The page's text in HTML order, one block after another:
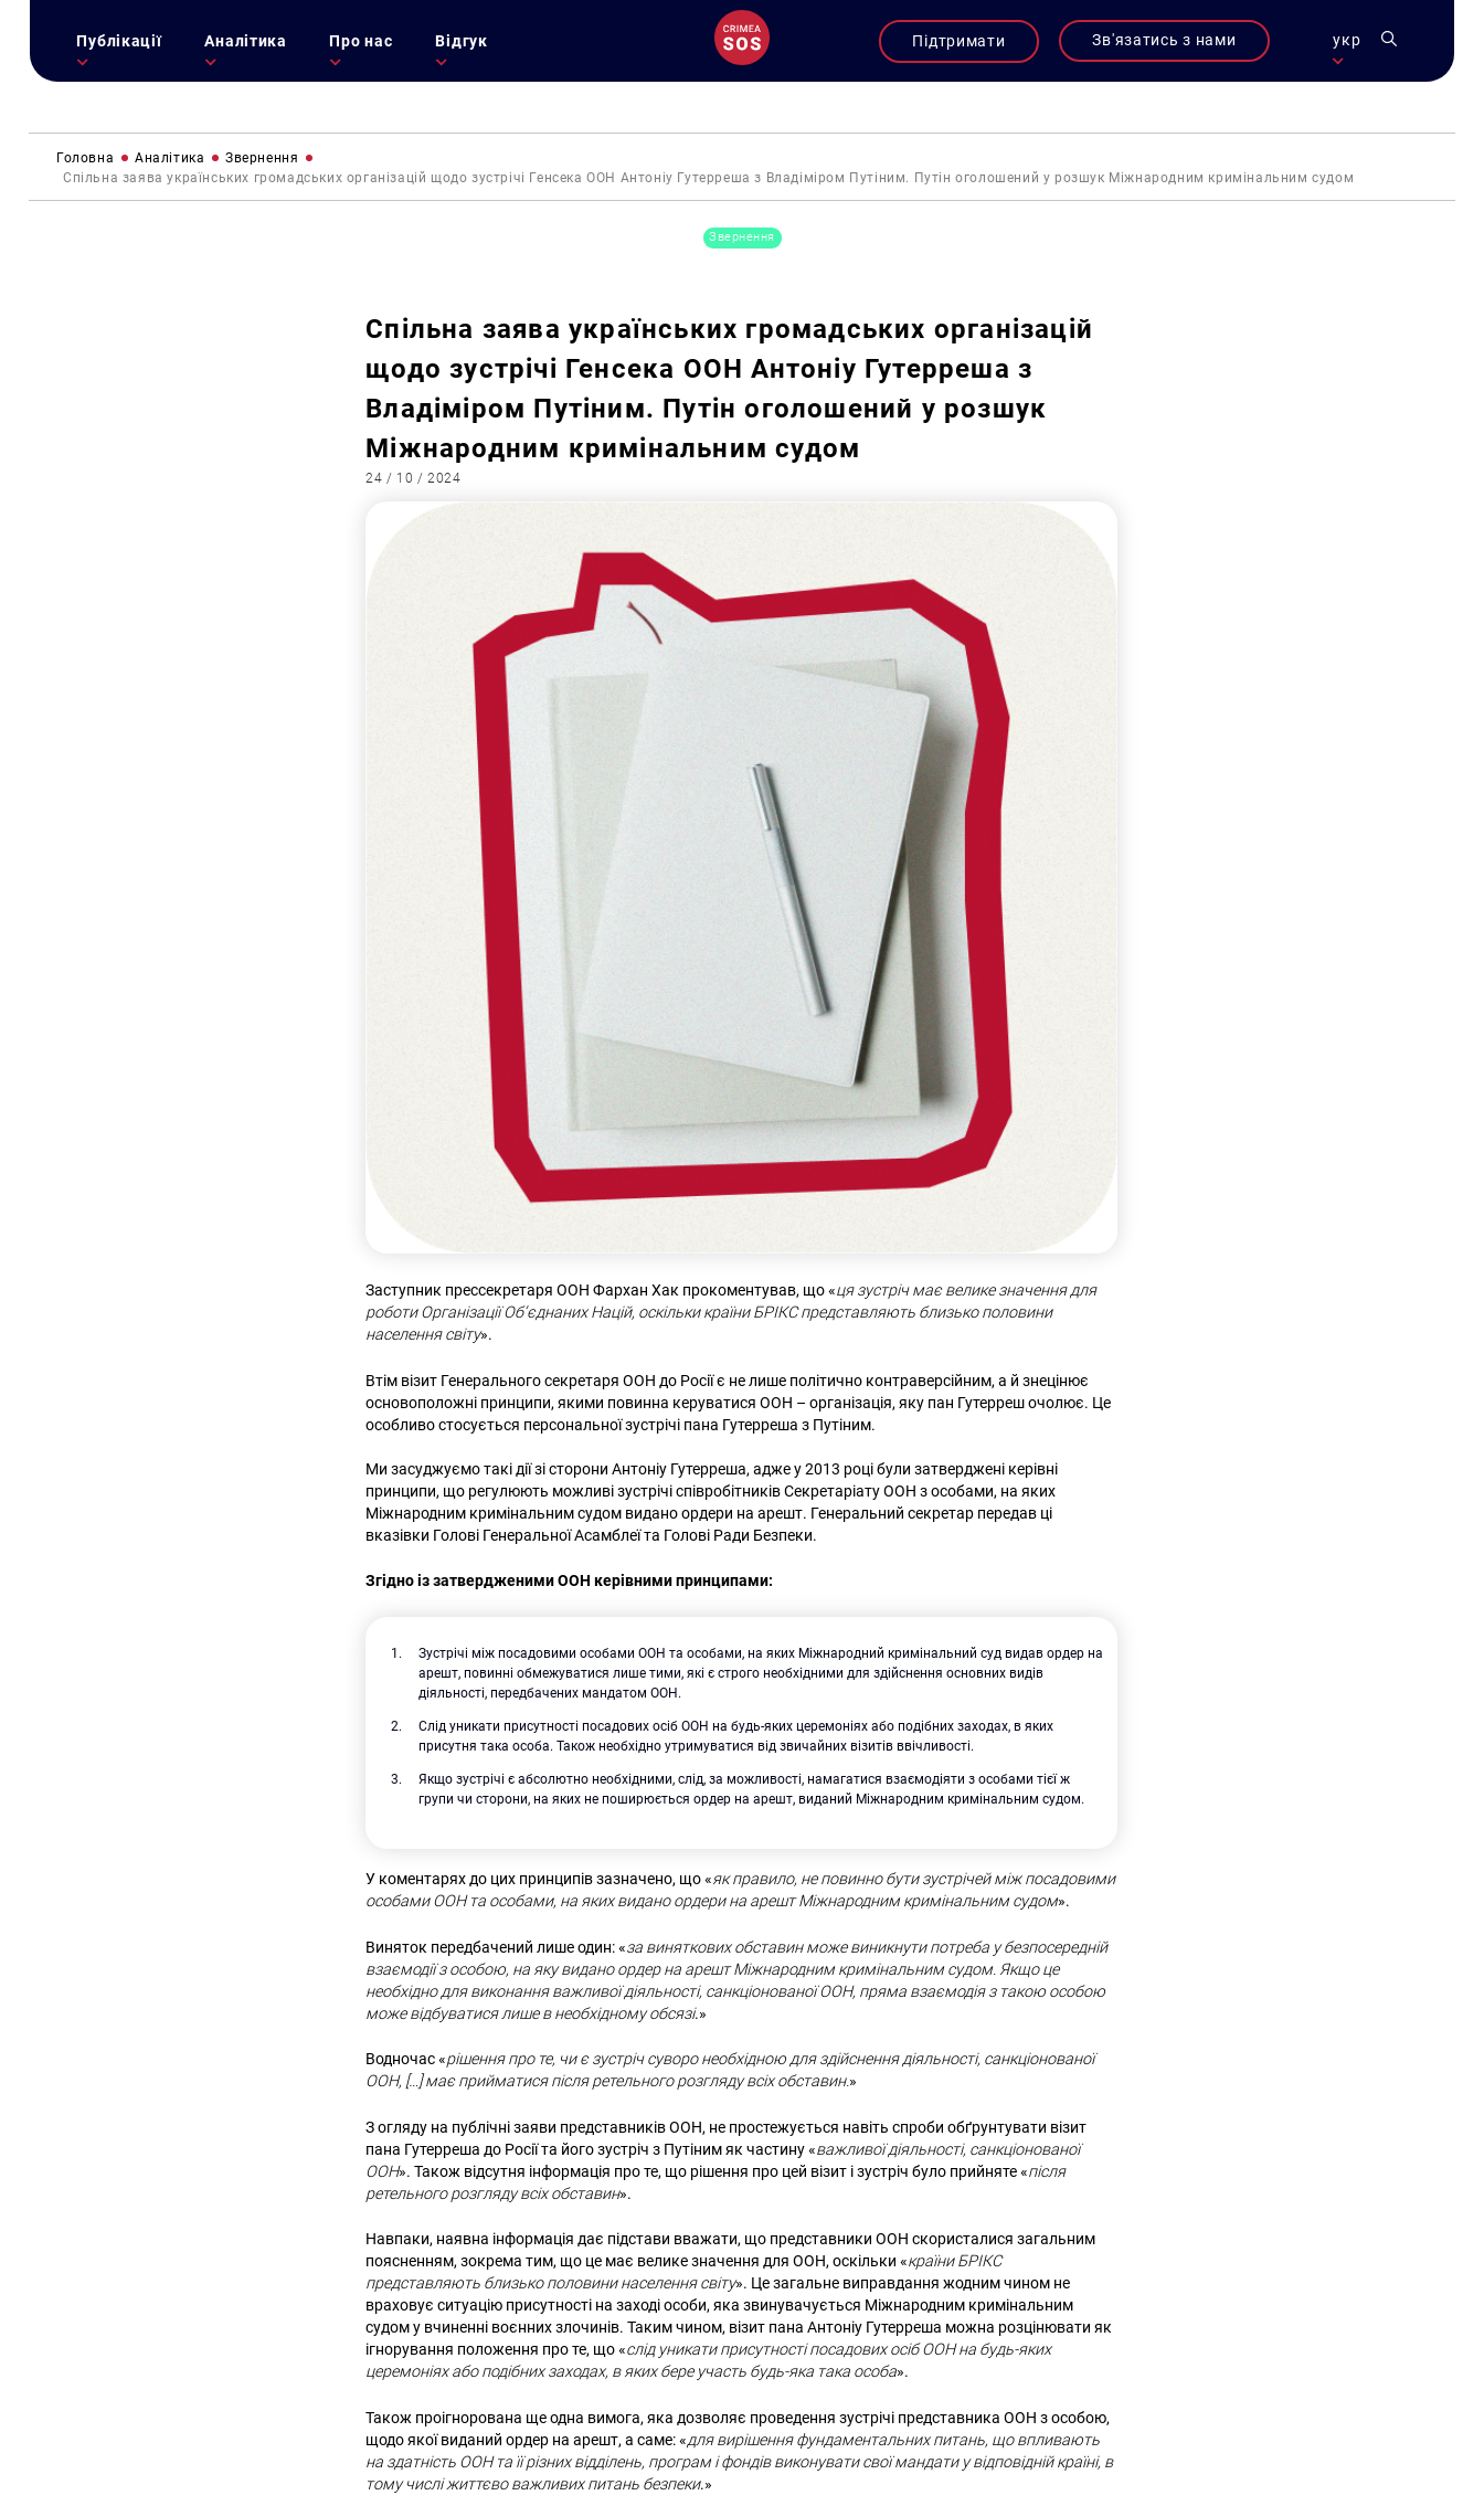
Публікації Аналітика Про нас Відгук Підтримати Зв'язатись з нами укр
Пошук за запитом:
Головна Аналітика
Звернення
Спільна заява українських громадських організацій щодо зустрічі Генсека ООН Антоніу Гутерреша з Владіміром Путіним. Путін оголошений у розшук Міжнародним кримінальним судом
Звернення
Спільна заява українських громадських організацій
щодо зустрічі Генсека ООН Антоніу Гутерреша з
Владіміром Путіним. Путін оголошений у розшук
Міжнародним кримінальним судом
24 / 10 / 2024
Заступник прессекретаря ООН Фархан Хак прокоментував, що «ця зустріч має велике значення для
роботи Організації Об’єднаних Націй, оскільки країни БРІКС представляють близько половини
населення світу».
Втім візит Генерального секретаря ООН до Росії є не лише політично контраверсійним, а й знецінює
основоположні принципи, якими повинна керуватися ООН – організація, яку пан Гутерреш очолює. Це
особливо стосується персональної зустрічі пана Гутерреша з Путіним.
Ми засуджуємо такі дії зі сторони Антоніу Гутерреша, адже у 2013 році були затверджені керівні
принципи, що регулюють можливі зустрічі співробітників Секретаріату ООН з особами, на яких
Міжнародним кримінальним судом видано ордери на арешт. Генеральний секретар передав ці
вказівки Голові Генеральної Асамблеї та Голові Ради Безпеки.
Згідно із затвердженими ООН керівними принципами:
Зустрічі між посадовими особами ООН та особами, на яких Міжнародний кримінальний суд видав ордер на
арешт, повинні обмежуватися лише тими, які є строго необхідними для здійснення основних видів
діяльності, передбачених мандатом ООН.
Слід уникати присутності посадових осіб ООН на будь-яких церемоніях або подібних заходах, в яких
присутня така особа. Також необхідно утримуватися від звичайних візитів ввічливості.
Якщо зустрічі є абсолютно необхідними, слід, за можливості, намагатися взаємодіяти з особами тієї ж
групи чи сторони, на яких не поширюється ордер на арешт, виданий Міжнародним кримінальним судом.
У коментарях до цих принципів зазначено, що «як правило, не повинно бути зустрічей між посадовими
особами ООН та особами, на яких видано ордери на арешт Міжнародним кримінальним судом».
Виняток передбачений лише один: «за виняткових обставин може виникнути потреба у безпосередній
взаємодії з особою, на яку видано ордер на арешт Міжнародним кримінальним судом. Якщо це
необхідно для виконання важливої діяльності, санкціонованої ООН, пряма взаємодія з такою особою
може відбуватися лише в необхідному обсязі.»
Водночас «рішення про те, чи є зустріч суворо необхідною для здійснення діяльності, санкціонованої
ООН, […] має прийматися після ретельного розгляду всіх обставин.»
З огляду на публічні заяви представників ООН, не простежується навіть спроби обґрунтувати візит
пана Гутерреша до Росії та його зустріч з Путіним як частину «важливої діяльності, санкціонованої
ООН». Також відсутня інформація про те, що рішення про цей візит і зустріч було прийняте «після
ретельного розгляду всіх обставин».
Навпаки, наявна інформація дає підстави вважати, що представники ООН скористалися загальним
поясненням, зокрема тим, що це має велике значення для ООН, оскільки «країни БРІКС
представляють близько половини населення світу». Це загальне виправдання жодним чином не
враховує ситуацію присутності на заході особи, яка звинувачується Міжнародним кримінальним
судом у вчиненні воєнних злочинів. Таким чином, візит пана Антоніу Гутерреша можна розцінювати як
ігнорування положення про те, що «слід уникати присутності посадових осіб ООН на будь-яких
церемоніях або подібних заходах, в яких бере участь будь-яка така особа».
Також проігнорована ще одна вимога, яка дозволяє проведення зустрічі представника ООН з особою,
щодо якої виданий ордер на арешт, а саме: «для вирішення фундаментальних питань, що впливають
на здатність ООН та її різних відділень, програм і фондів виконувати свої мандати у відповідній країні, в
тому числі життєво важливих питань безпеки.»